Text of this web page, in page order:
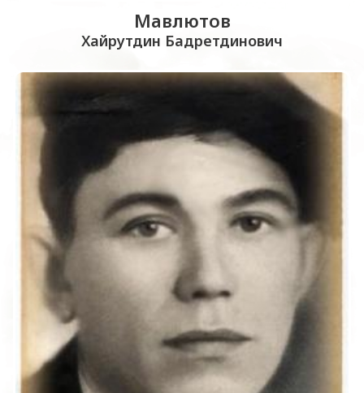
Мавлютов
Хайрутдин Бадретдинович